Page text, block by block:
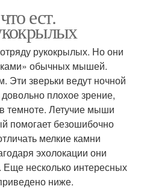
ест.
рукокрылых. Но они
обычных мышей.
Эти зверьки ведут ночной
плохое зрение,
темноте. Летучие мыши
помогает безошибочно
мелкие камни
эхолокации они
Еще несколько интересных
ниже.